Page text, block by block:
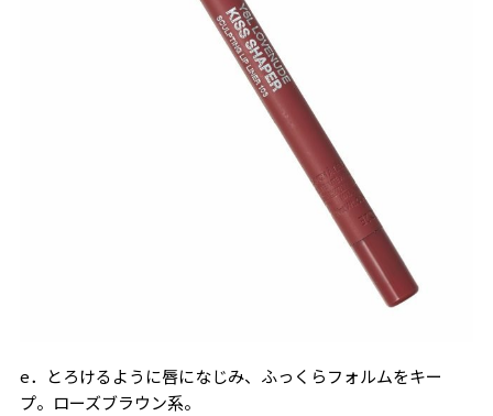
e．とろけるように唇になじみ、ふっくらフォルムをキー
プ。ローズブラウン系。